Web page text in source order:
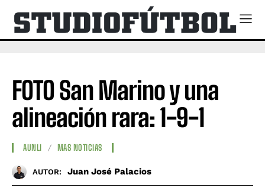
FOTO San Marino y una
alineación rara: 1-9-1
AUNLI MAS NOTICIAS
AUTOR: Juan José Palacios